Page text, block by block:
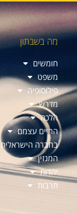
מה בשבתון
חומשים
משפט
פילוסופיה
מדרש
הלכה
החיים עצמם
בחברה הישראלית
המגזין
יהדות
תרבות